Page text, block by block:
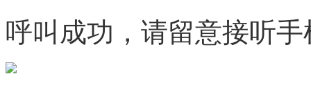
呼叫成功，请留意接听手